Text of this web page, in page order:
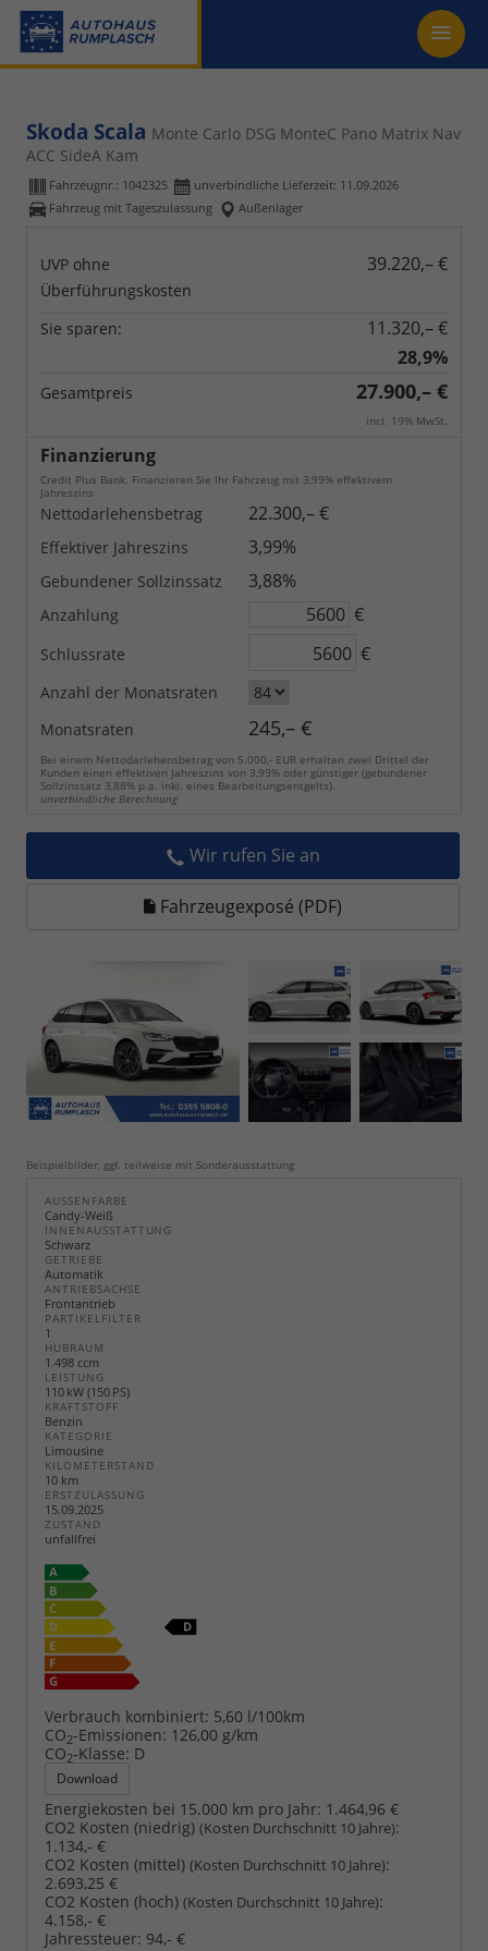
Skoda Scala Monte Carlo DSG MonteC Pano Matrix Nav
ACC SideA Kam
Fahrzeugnr.: 1042325 unverbindliche Lieferzeit: 11.09.2026
Fahrzeug mit Tageszulassung
Außenlager
UVP ohne
Überführungskosten
39.220,– €
Sie sparen:
11.320,– €
28,9%
Gesamtpreis 27.900,– €
incl. 19% MwSt.
Finanzierung
Credit Plus Bank. Finanzieren Sie Ihr Fahrzeug mit 3,99% effektivem
Jahreszins
Nettodarlehensbetrag 22.300,– €
Effektiver Jahreszins 3,99%
Gebundener Sollzinssatz 3,88%
Anzahlung €
Schlussrate €
Anzahl der Monatsraten
Monatsraten
245,– €
Bei einem Nettodarlehensbetrag von 5.000,- EUR erhalten zwei Drittel der
Kunden einen effektiven Jahreszins von 3,99% oder günstiger (gebundener
Sollzinssatz 3,88% p.a. inkl. eines Bearbeitungsentgelts).
unverbindliche Berechnung
Wir rufen Sie an
Fahrzeugexposé (PDF)
Beispielbilder, ggf. teilweise mit Sonderausstattung
AUSSENFARBE
Candy-Weiß
INNENAUSSTATTUNG
Schwarz
GETRIEBE
Automatik
ANTRIEBSACHSE
Frontantrieb
PARTIKELFILTER
1
HUBRAUM
1.498 ccm
LEISTUNG
110 kW (150 PS)
KRAFTSTOFF
Benzin
KATEGORIE
Limousine
KILOMETERSTAND
10 km
ERSTZULASSUNG
15.09.2025
ZUSTAND
unfallfrei
Verbrauch kombiniert: 5,60 l/100km
CO2-Emissionen: 126,00 g/km
CO2-Klasse: D
Download
Energiekosten bei 15.000 km pro Jahr: 1.464,96 €
CO2 Kosten (niedrig) (Kosten Durchschnitt 10 Jahre):
1.134,- €
CO2 Kosten (mittel) (Kosten Durchschnitt 10 Jahre):
2.693,25 €
CO2 Kosten (hoch) (Kosten Durchschnitt 10 Jahre):
4.158,- €
Jahressteuer: 94,- €